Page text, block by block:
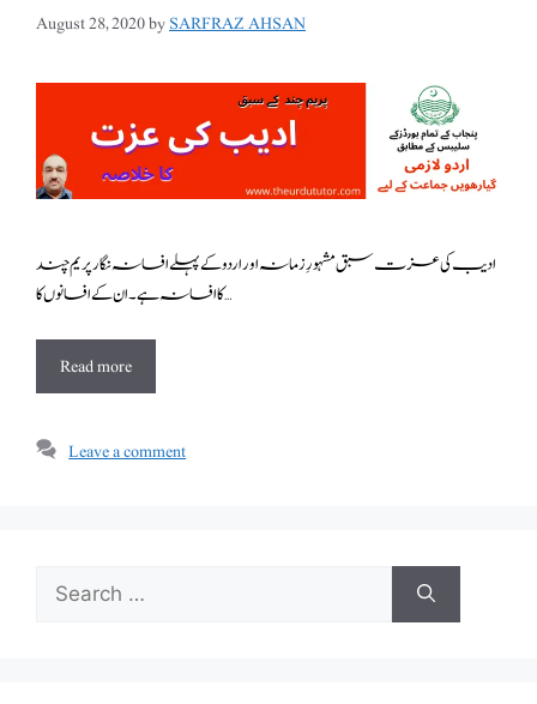
August 28, 2020bySARFRAZ AHSAN
ادیب کی عزت سبق مشہورِ زمانہ اور اردو کے پہلے افسانہ نگار پریم چند
کا افسانہ ہے۔ان کے افسانوں کا …
Read more
Leave a comment
Search
for: